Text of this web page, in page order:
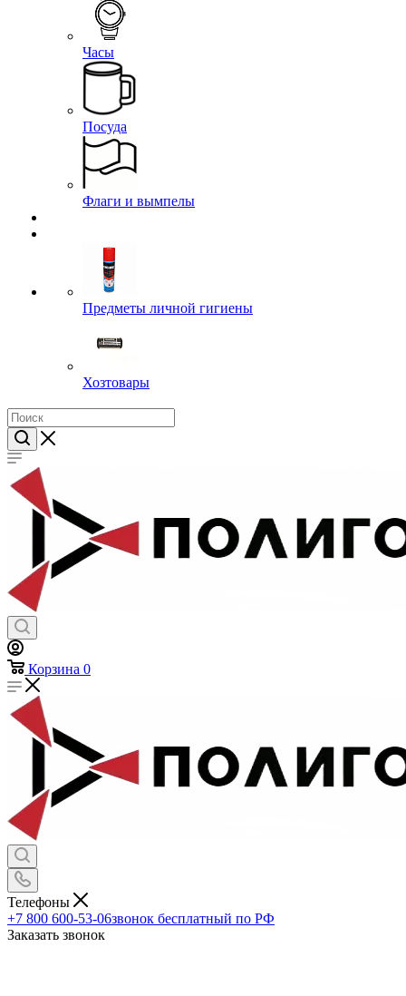
Часы
Посуда
Флаги и вымпелы
Предметы личной гигиены
Хозтовары
Корзина 0
Телефоны
+7 800 600-53-06звонок бесплатный по РФ
Заказать звонок